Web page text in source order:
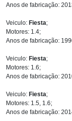
Anos de fabricação:
Veiculo: Fiesta;
Motores: 1.4;
Anos de fabricação:
Veiculo: Fiesta;
Motores: 1.6;
Anos de fabricação:
Veiculo: Fiesta;
Motores: 1.5, 1.6;
Anos de fabricação: